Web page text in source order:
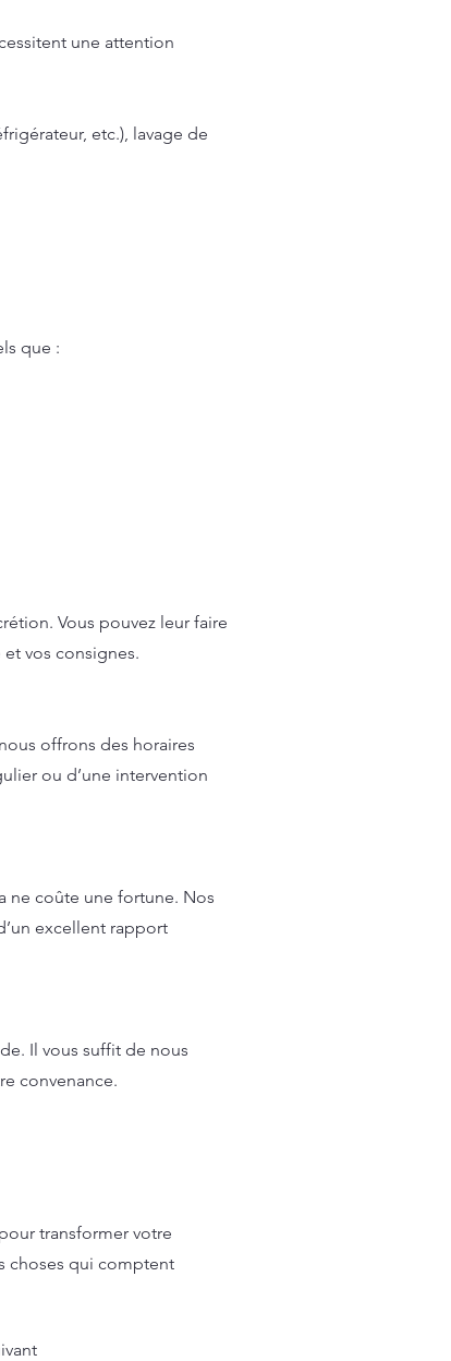
une attention
etc.), lavage de
que :
Vous pouvez leur faire
vos consignes.
offrons des horaires
ou d’une intervention
ne coûte une fortune. Nos
excellent rapport
Il vous suffit de nous
convenance.
transformer votre
choses qui comptent